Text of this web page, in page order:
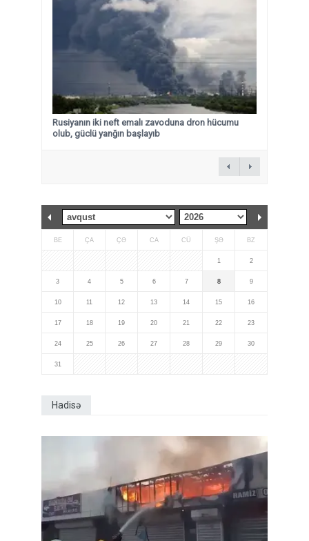
Rusiyanın iki neft emalı zavoduna dron hücumu
olub, güclü yanğın başlayıb
BE ÇA ÇƏ CA CÜ ŞƏ BZ
1 2
3 4 5 6 7 8 9
10 11 12 13 14 15 16
17 18 19 20 21 22 23
24 25 26 27 28 29 30
31
Hadisə